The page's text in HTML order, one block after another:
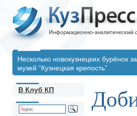
Несколько новокузнецких бурёнок
музей “Кузнецкая крепость”
В Клуб КП